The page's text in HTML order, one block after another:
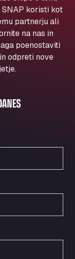
koristi kot
partnerju ali
na nas in
poenostaviti
odpreti nove